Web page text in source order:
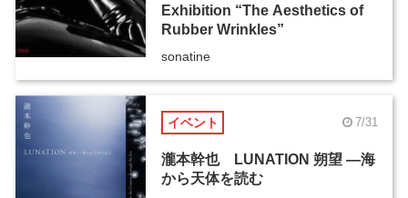
Exhibition “The Aesthetics of
Rubber Wrinkles”
sonatine
イベント 7/31
瀧本幹也 LUNATION 朔望 ―海
から天体を読む